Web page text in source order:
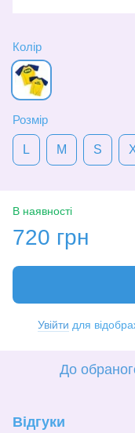
Колір
Розмір
L M S
В наявності
720 грн
Увійти для
До
Відгуки